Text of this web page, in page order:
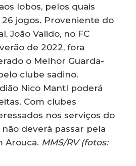
lobos, pelos quais
jogos. Proveniente do
João Valido, no FC
de 2022, fora
o Melhor Guarda-
clube sadino.
Nico Mantl poderá
Com clubes
nos serviços do
deverá passar pela
Arouca. MMS/RV (fotos: